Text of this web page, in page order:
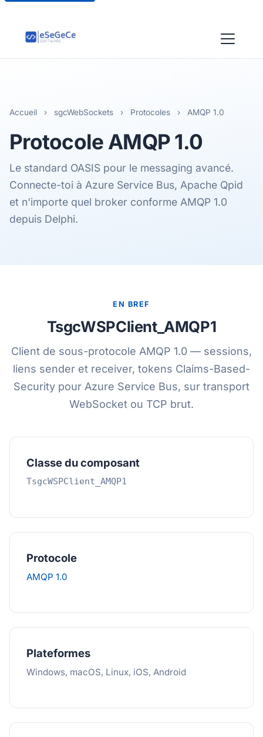
Accueil › sgcWebSockets › Protocoles › AMQP 1.0
Protocole AMQP 1.0
Le standard OASIS pour le messaging avancé.
Connecte-toi à Azure Service Bus, Apache Qpid
et n'importe quel broker conforme AMQP 1.0
depuis Delphi.
EN BREF
TsgcWSPClient_AMQP1
Client de sous-protocole AMQP 1.0 — sessions,
liens sender et receiver, tokens Claims-Based-
Security pour Azure Service Bus, sur transport
WebSocket ou TCP brut.
Classe du composant
TsgcWSPClient_AMQP1
Protocole
AMQP 1.0
Plateformes
Windows, macOS, Linux, iOS, Android